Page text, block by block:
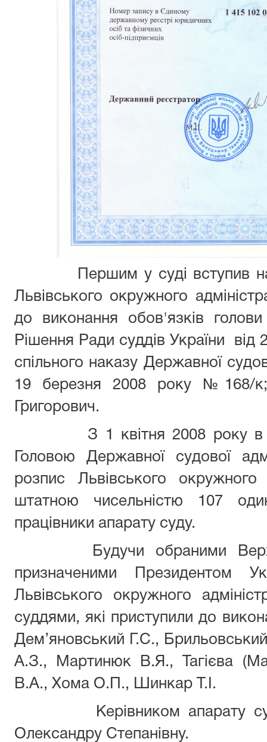
Першим у суді вступив на
Львівського окружного
до виконання обов'язків
Рішення Ради суддів України
спільного наказу Державної
19 березня 2008 року №168/
Григорович.
З 1 квітня 2008 року в
Головою Державної судової
розпис Львівського окружного
штатною чисельністю 107
працівники апарату суду.
Будучи обраними
призначеними Президентом
Львівського окружного
суддями, які приступили до
Дем’яновський Г.С.,
А.З., Мартинюк В.Я., Тагієва
В.А., Хома О.П., Шинкар
Керівником апарату суду
Олександру Степанівну.